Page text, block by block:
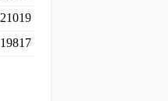
21019
19817